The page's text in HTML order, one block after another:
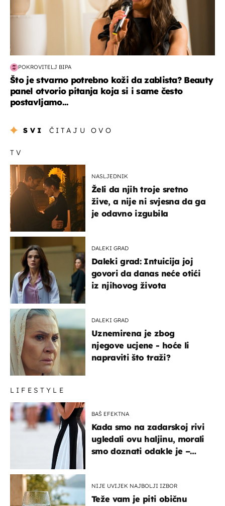
POKROVITELJ BIPA
Što je stvarno potrebno koži da zablista? Beauty
panel otvorio pitanja koja si i same često
postavljamo...
SVI ČITAJU OVO
TV
NASLJEDNIK
Želi da njih troje sretno
žive, a nije ni svjesna da ga
je odavno izgubila
DALEKI GRAD
Daleki grad: Intuicija joj
govori da danas neće otići
iz njihovog života
DALEKI GRAD
Uznemirena je zbog
njegove ucjene - hoće li
napraviti što traži?
LIFESTYLE
BAŠ EFEKTNA
Kada smo na zadarskoj rivi
ugledali ovu haljinu, morali
smo doznati odakle je –
NIJE UVIJEK NAJBOLJI IZBOR
Teže vam je piti običnu